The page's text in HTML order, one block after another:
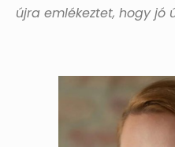
újra emlékeztet, hogy jó